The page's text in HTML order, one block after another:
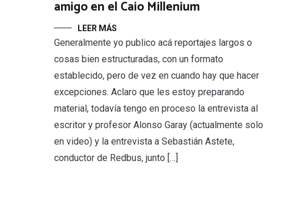
amigo en el Caio Millenium
LEER MÁS
Generalmente yo publico acá reportajes largos o
cosas bien estructuradas, con un formato
establecido, pero de vez en cuando hay que hacer
excepciones. Aclaro que les estoy preparando
material, todavía tengo en proceso la entrevista al
escritor y profesor Alonso Garay (actualmente solo
en video) y la entrevista a Sebastián Astete,
conductor de Redbus, junto […]